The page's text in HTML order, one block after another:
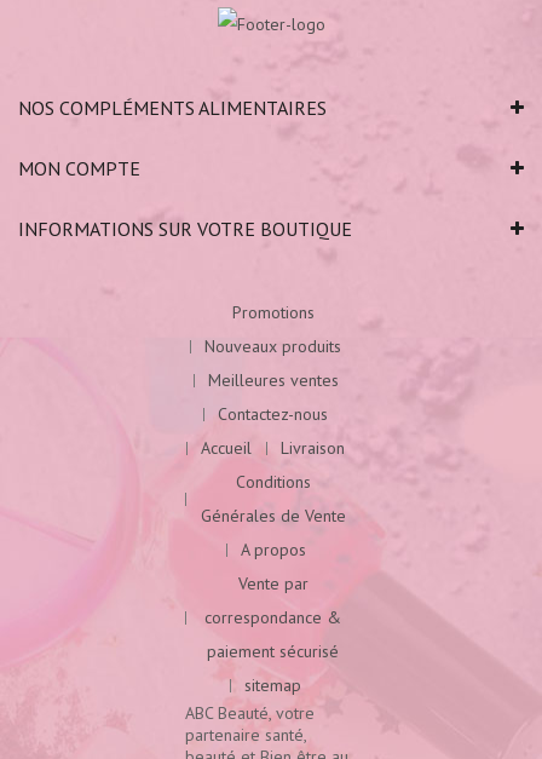
NOS COMPLÉMENTS ALIMENTAIRES
MON COMPTE
INFORMATIONS SUR VOTRE BOUTIQUE
Promotions
Nouveaux produits
Meilleures ventes
Contactez-nous
Accueil
Livraison
Conditions
Générales de Vente
A propos
Vente par
correspondance &
paiement sécurisé
sitemap
ABC Beauté, votre
partenaire santé,